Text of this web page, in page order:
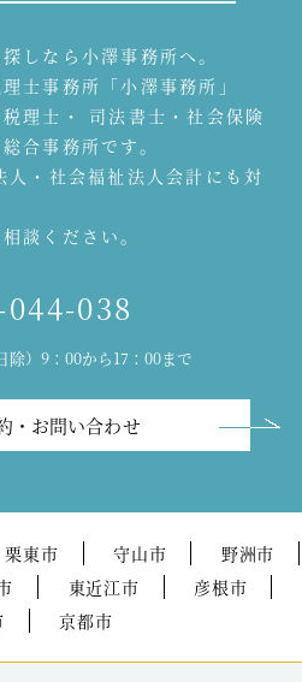
しなら小澤事務所へ。
士事務所「小澤事務所」
理士・ 司法書士・社会保険
合事務所です。
人・社会福祉法人会計にも対
談ください。
044-038
除）9：00から17：00まで
・お問い合わせ
栗東市 守山市
野洲市
東近江市
彦根市
京都市